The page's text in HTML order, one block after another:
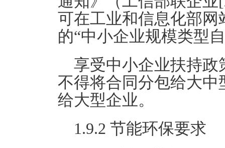
可在工业和信息化部网
的“中小企业规模类型
享受中小企业扶持
不得将合同分包给大
给大型企业。
1.9.2 节能环保要求